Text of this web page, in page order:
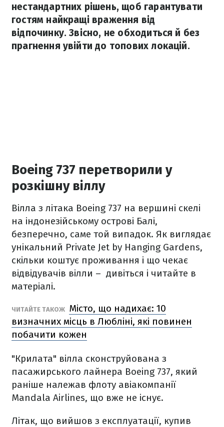
нестандартних рішень, щоб гарантувати
гостям найкращі враження від
відпочинку. Звісно, не обходиться й без
прагнення увійти до топових локацій.
Boeing 737 перетворили у
розкішну віллу
Вілла з літака Boeing 737 на вершині скелі
на індонезійському острові Балі,
безперечно, саме той випадок. Як виглядає
унікальний Private Jet by Hanging Gardens,
скільки коштує проживання і що чекає
відвідувачів вілли – дивіться і читайте в
матеріалі.
ЧИТАЙТЕ ТАКОЖ Місто, що надихає: 10
визначних місць в Любліні, які повинен
побачити кожен
"Крилата" вілла сконструйована з
пасажирського лайнера Boeing 737, який
раніше належав флоту авіакомпанії
Mandala Airlines, що вже не існує.
Літак, що вийшов з експлуатації, купив